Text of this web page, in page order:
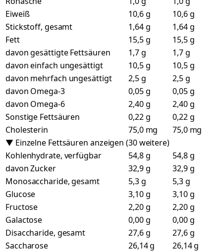
Eiweiß
10,6 g
10,6 g
Stickstoff, gesamt
1,64 g
1,64 g
Fett
15,5 g
15,5 g
davon gesättigte Fettsäuren
1,7 g
1,7 g
davon einfach ungesättigt
10,5 g
10,5 g
davon mehrfach ungesättigt
2,5 g
2,5 g
davon Omega-3
0,05 g
0,05 g
davon Omega-6
2,40 g
2,40 g
Sonstige Fettsäuren
0,22 g
0,22 g
Cholesterin
75,0 mg
75,0 mg
▼ Einzelne Fettsäuren anzeigen (30 weitere)
Kohlenhydrate, verfügbar
54,8 g
54,8 g
davon Zucker
32,9 g
32,9 g
Monosaccharide, gesamt
5,3 g
5,3 g
Glucose
3,10 g
3,10 g
Fructose
2,20 g
2,20 g
Galactose
0,00 g
0,00 g
Disaccharide, gesamt
27,6 g
27,6 g
Saccharose
26,14 g
26,14 g